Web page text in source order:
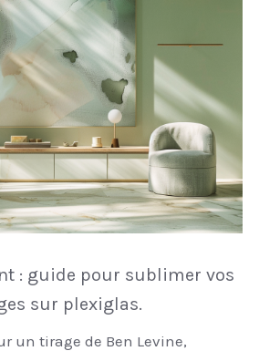
: guide pour sublimer vos
sur plexiglas.
un tirage de Ben Levine,